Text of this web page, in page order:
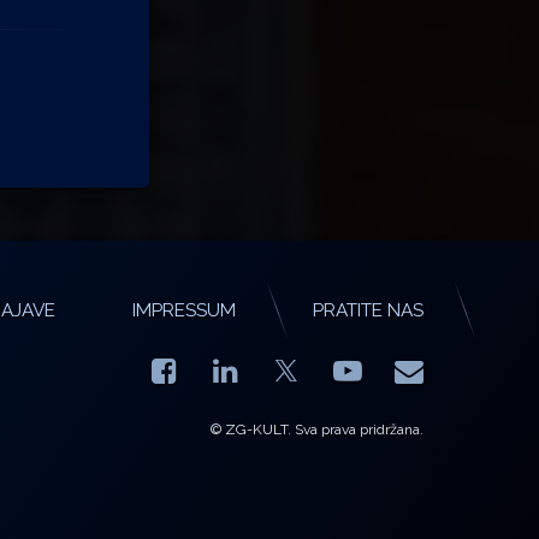
IMPRESSUM PRATITE NAS
Facebook
LinkedIn YouTube
E-mail
© ZG-KULT. Sva prava pridržana.